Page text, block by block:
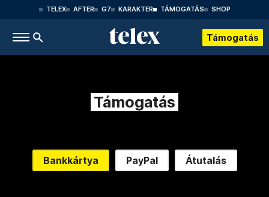
TELEX AFTER G7 KARAKTER TÁMOGATÁS SHOP
Támogatás
Támogatás
Bankkártya PayPal Átutalás